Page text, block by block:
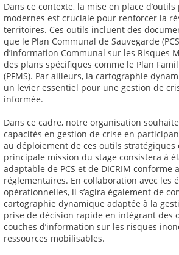
Dans ce contexte, la mise en place
modernes est cruciale pour renforcer la
territoires. Ces outils incluent des
que le Plan Communal de Sauvegarde
d’Information Communal sur les Risques
des plans spécifiques comme le Plan
(PFMS). Par ailleurs, la cartographie
un levier essentiel pour une gestion de
informée.
Dans ce cadre, notre organisation
capacités en gestion de crise en
au déploiement de ces outils stratégiques
principale mission du stage consistera à
adaptable de PCS et de DICRIM conforme
réglementaires. En collaboration avec les
opérationnelles, il s’agira également de
cartographie dynamique adaptée à la
prise de décision rapide en intégrant des
couches d’information sur les risques
ressources mobilisables.